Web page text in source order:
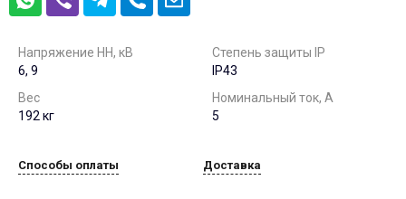
Напряжение НН, кВ
6, 9
Степень защиты IP
IP43
Вес
192 кг
Номинальный ток, А
5
Способы оплаты Доставка